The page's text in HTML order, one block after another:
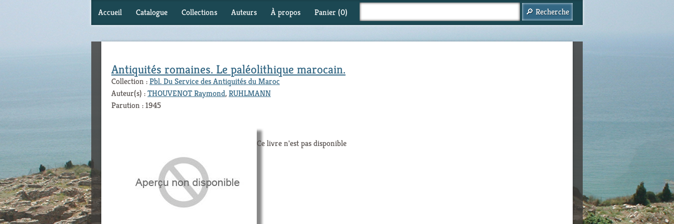
Accueil Catalogue Collections Auteurs À propos Panier (0)
Antiquités romaines. Le paléolithique marocain.
Collection :Pbl. Du Service des Antiquités du Maroc
Auteur(s) :THOUVENOT Raymond,RUHLMANN
Parution : 1945
Ce livre n'est pas disponible